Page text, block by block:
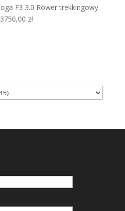
Rower trekkingowy
Pierwotna
3750,00 złAktualna